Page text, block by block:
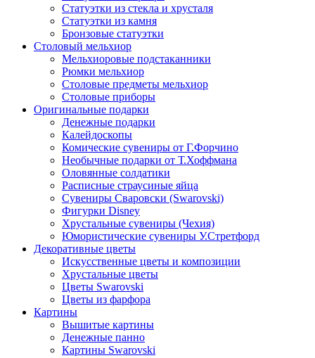
Статуэтки из стекла и хрусталя
Статуэтки из камня
Бронзовые статуэтки
Столовый мельхиор
Мельхиоровые подстаканники
Рюмки мельхиор
Столовые предметы мельхиор
Столовые приборы
Оригинальные подарки
Денежные подарки
Калейдоскопы
Комические сувениры от Г.Форчино
Необычные подарки от Т.Хоффмана
Оловянные солдатики
Расписные страусиные яйца
Сувениры Сваровски (Swarovski)
Фигурки Disney
Хрустальные сувениры (Чехия)
Юмористические сувениры У.Стретфорд
Декоративные цветы
Искусственные цветы и композиции
Хрустальные цветы
Цветы Swarovski
Цветы из фарфора
Картины
Вышитые картины
Денежные панно
Картины Swarovski